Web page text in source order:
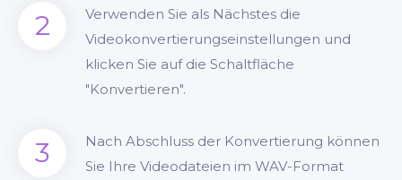
2
Verwenden Sie als Nächstes die
Videokonvertierungseinstellungen und
klicken Sie auf die Schaltfläche
"Konvertieren".
3
Nach Abschluss der Konvertierung können
Sie Ihre Videodateien im WAV-Format